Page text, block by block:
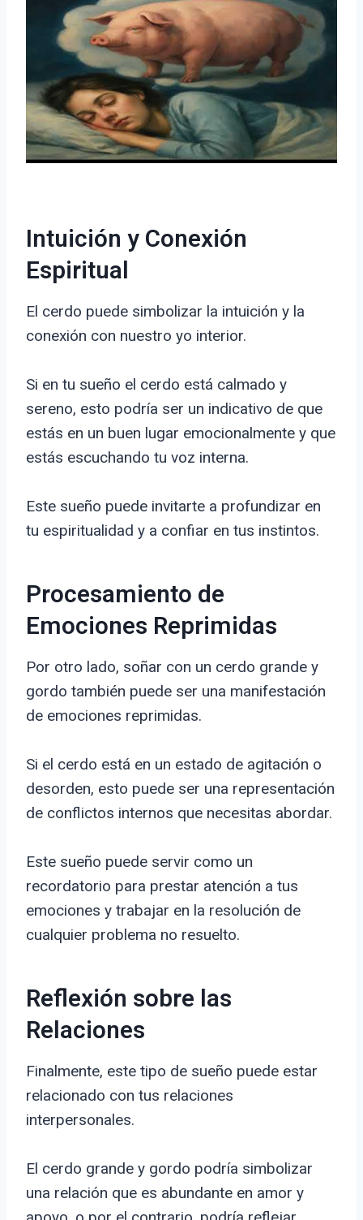
Intuición y Conexión
Espiritual
El cerdo puede simbolizar la intuición y la
conexión con nuestro yo interior.
Si en tu sueño el cerdo está calmado y
sereno, esto podría ser un indicativo de que
estás en un buen lugar emocionalmente y que
estás escuchando tu voz interna.
Este sueño puede invitarte a profundizar en
tu espiritualidad y a confiar en tus instintos.
Procesamiento de
Emociones Reprimidas
Por otro lado, soñar con un cerdo grande y
gordo también puede ser una manifestación
de emociones reprimidas.
Si el cerdo está en un estado de agitación o
desorden, esto puede ser una representación
de conflictos internos que necesitas abordar.
Este sueño puede servir como un
recordatorio para prestar atención a tus
emociones y trabajar en la resolución de
cualquier problema no resuelto.
Reflexión sobre las
Relaciones
Finalmente, este tipo de sueño puede estar
relacionado con tus relaciones
interpersonales.
El cerdo grande y gordo podría simbolizar
una relación que es abundante en amor y